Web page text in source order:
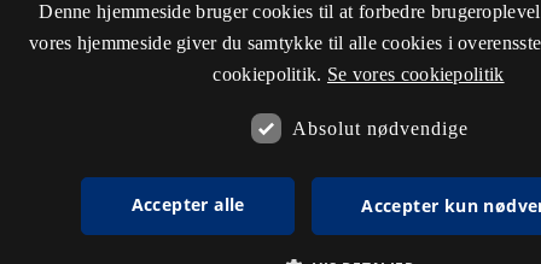
Denne hjemmeside bruger cookies til at forbedre
vores hjemmeside giver du samtykke til alle cookies i
cookiepolitik. Se vores cookiepolitik
Absolut nødvendige
Accepter alle Accepter kun